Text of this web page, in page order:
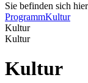
Sie befinden sich
ProgrammKultur
Kultur
Kultur
Kultur